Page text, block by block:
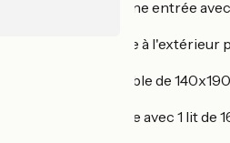
de plain-pied, et une entrée
1 espace logistique à
1 canapé convertible de
1 chambre séparée avec 1 lit de